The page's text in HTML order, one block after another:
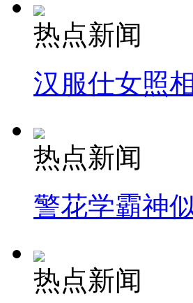
热点新闻
汉服仕女照
热点新闻
警花学霸神
热点新闻